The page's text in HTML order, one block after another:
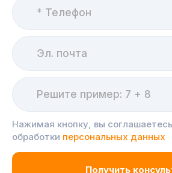
Нажимая кнопку, вы
обработки персональных данных